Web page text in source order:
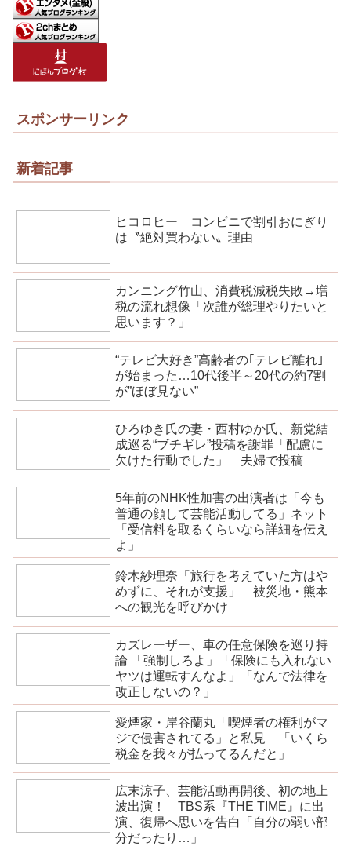
スポンサーリンク
新着記事
ヒコロヒー コンビニで割引おにぎり
は〝絶対買わない〟理由
カンニング竹山、消費税減税失敗→増
税の流れ想像「次誰が総理やりたいと
思います？」
“テレビ大好き”高齢者の｢テレビ離れ｣
が始まった…10代後半～20代の約7割
が”ほぼ見ない”
ひろゆき氏の妻・西村ゆか氏、新党結
成巡る“ブチギレ”投稿を謝罪「配慮に
欠けた行動でした」 夫婦で投稿
5年前のNHK性加害の出演者は「今も
普通の顔して芸能活動してる」ネット
「受信料を取るくらいなら詳細を伝え
よ」
鈴木紗理奈「旅行を考えていた方はや
めずに、それが支援」 被災地・熊本
への観光を呼びかけ
カズレーザー、車の任意保険を巡り持
論 「強制しろよ」「保険にも入れない
ヤツは運転すんなよ」「なんで法律を
改正しないの？」
愛煙家・岸谷蘭丸「喫煙者の権利がマ
ジで侵害されてる」と私見 「いくら
税金を我々が払ってるんだと」
広末涼子、芸能活動再開後、初の地上
波出演！ TBS系『THE TIME』に出
演、復帰へ思いを告白「自分の弱い部
分だったり…」